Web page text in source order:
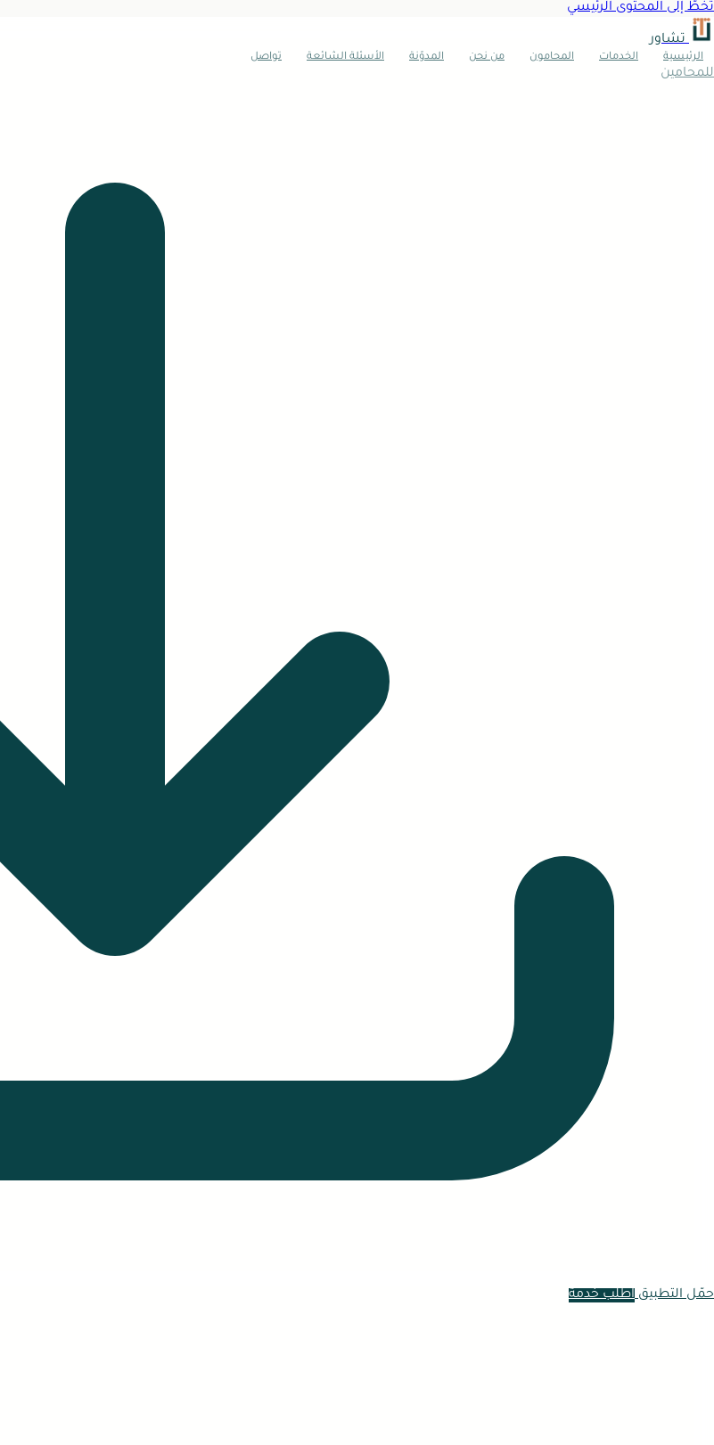
تخطَّ إلى المحتوى الرئيسي
تشاور
الرئيسية الخدمات المحامون من نحن المدوّنة الأسئلة الشائعة تواصل
للمحامين
حمّل التطبيقاطلب خدمة